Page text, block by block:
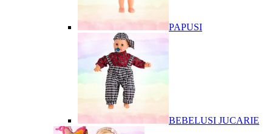
PAPUSI
BEBELUSI JUCARIE